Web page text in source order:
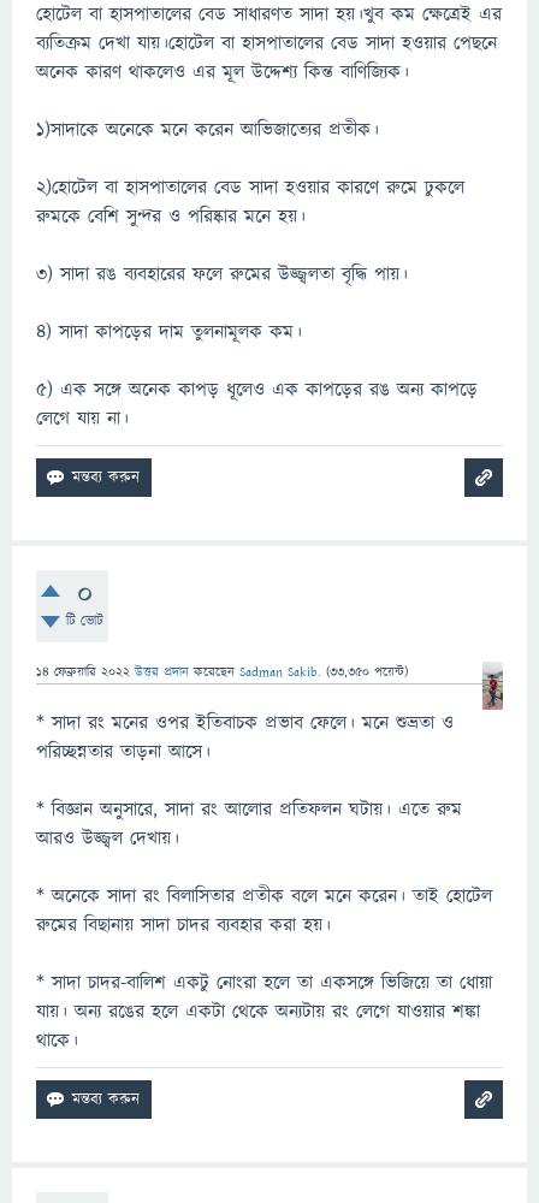
হোটেল বা হাসপাতালের বেড সাধারণত সাদা হয়।খুব কম ক্ষেত্রেই এর
ব্যতিক্রম দেখা যায়।হোটেল বা হাসপাতালের বেড সাদা হওয়ার পেছনে
অনেক কারণ থাকলেও এর মূল উদ্দেশ্য কিন্ত বাণিজ্যিক।
১)সাদাকে অনেকে মনে করেন আভিজাত্যের প্রতীক।
২)হোটেল বা হাসপাতালের বেড সাদা হওয়ার কারণে রুমে ঢুকলে
রুমকে বেশি সুন্দর ও পরিষ্কার মনে হয়।
৩) সাদা রঙ ব্যবহারের ফলে রুমের উজ্জ্বলতা বৃদ্ধি পায়।
৪) সাদা কাপড়ের দাম তুলনামূলক কম।
৫) এক সঙ্গে অনেক কাপড় ধূলেও এক কাপড়ের রঙ অন্য কাপড়ে
লেগে যায় না।
0
টি ভোট
14 ফেব্রুয়ারি 2022 উত্তর প্রদান করেছেন Sadman Sakib. (33,350 পয়েন্ট)
* সাদা রং মনের ওপর ইতিবাচক প্রভাব ফেলে। মনে শুভ্রতা ও
পরিচ্ছন্নতার তাড়না আসে।
* বিজ্ঞান অনুসারে, সাদা রং আলোর প্রতিফলন ঘটায়। এতে রুম
আরও উজ্জ্বল দেখায়।
* অনেকে সাদা রং বিলাসিতার প্রতীক বলে মনে করেন। তাই হোটেল
রুমের বিছানায় সাদা চাদর ব্যবহার করা হয়।
* সাদা চাদর-বালিশ একটু নোংরা হলে তা একসঙ্গে ভিজিয়ে তা ধোয়া
যায়। অন্য রঙের হলে একটা থেকে অন্যটায় রং লেগে যাওয়ার শঙ্কা
থাকে।